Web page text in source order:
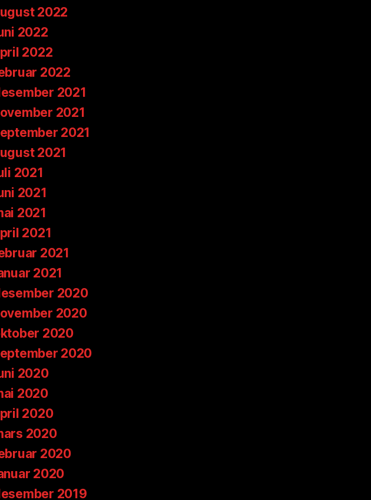
2022
2022
2022
2022
2021
2021
2021
2021
2021
2021
2021
2021
2021
2021
2020
2020
2020
2020
2020
2020
2020
2020
2020
2020
2019